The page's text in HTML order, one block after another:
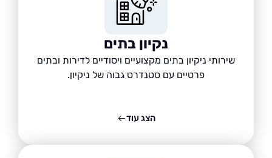
נקיון בתים
שירותי ניקיון בתים מקצועיים ויסודיים לדירות ובתים
פרטיים עם סטנדרט גבוה של ניקיון.